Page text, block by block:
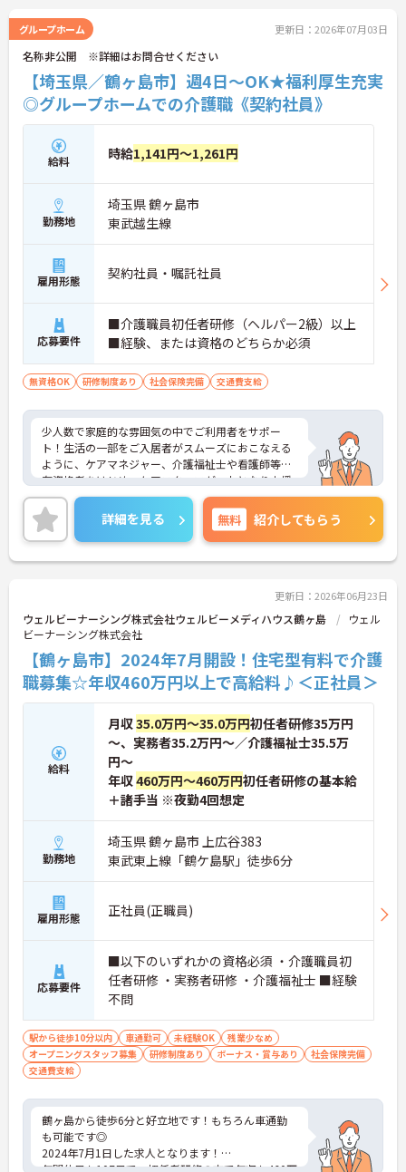
細をお話しいたしますのでお気軽にご相談くださ
い。
グループホーム 更新日：2026年07月03日
名称非公開 ※詳細はお問合せください
【埼玉県／鶴ヶ島市】週4日～OK★福利厚生充実
◎グループホームでの介護職《契約社員》
給料 時給1,141円～1,261円
勤務地
埼玉県 鶴ヶ島市
東武越生線
雇用形態 契約社員・嘱託社員
応募要件
■介護職員初任者研修（ヘルパー2級）以上
■経験、または資格のどちらか必須
無資格OK 研修制度あり 社会保険完備 交通費支給
少人数で家庭的な雰囲気の中でご利用者をサポー
ト！生活の一部をご入居者がスムーズにおこなえる
ように、ケアマネジャー、介護福祉士や看護師等の
有資格者をはじめ、ケアスタッフが一丸となり支援
します。現在、全国で300 か所以上の介護事業所を
運営する法人で安定感も抜群です。
ご興味のある方には、面接対策ポイントなど、さら
に詳細をお話しいたしますのでお気軽にご相談くだ
さい！
詳細を見る 無料 紹介してもらう
更新日：2026年06月23日
ウェルビーナーシング株式会社ウェルビーメディハウス鶴ヶ島
ウェル
ビーナーシング株式会社
【鶴ヶ島市】2024年7月開設！住宅型有料で介護
職募集☆年収460万円以上で高給料♪＜正社員＞
給料
月収35.0万円～35.0万円初任者研修35万円
～、実務者35.2万円～／介護福祉士35.5万
円～
年収460万円～460万円初任者研修の基本給
＋諸手当 ※夜勤4回想定
勤務地
埼玉県 鶴ヶ島市 上広谷383
東武東上線「鶴ケ島駅」徒歩6分
雇用形態 正社員(正職員)
応募要件
■以下のいずれかの資格必須 ・介護職員初
任者研修 ・実務者研修 ・介護福祉士 ■経験
不問
駅から徒歩10分以内 車通勤可 未経験OK
残業少なめ
オープニングスタッフ募集
研修制度あり ボーナス・賞与あり
社会保険完備
交通費支給
鶴ヶ島から徒歩6分と好立地です！もちろん車通勤
も可能です◎
2024年7月1日した求人となります！
年間休日も107日で、初任者研修の方で年収も460万